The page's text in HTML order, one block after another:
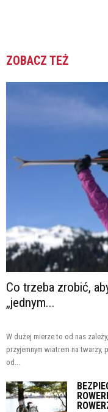
ZOBACZ TEŻ
Co trzeba zrobić,
„jednym...
W dużej mierze to od nas
przyjemnym wiatrem na twarzy,
od...